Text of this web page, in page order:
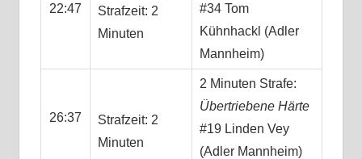
22:47
Strafzeit: 2
Minuten
#34 Tom
Kühnhackl (Adler
Mannheim)
26:37
Strafzeit: 2
Minuten
2 Minuten Strafe:
Übertriebene Härte
#19 Linden Vey
(Adler Mannheim)